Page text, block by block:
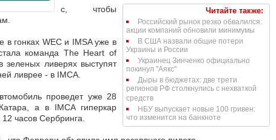
Читайте также:
Российский рынок резко обвалился:
акции компаний обновили минимумы
В США назвали общие потери
Украины и России
Украинец Зинченко официально
покинул "Аякс"
Дыры в бюджетах: две трети
регионов РФ столкнулись с нехваткой
средств
НБУ выпускает новые 100 гривен:
что изменится на банкноте
с, чтобы
в гонках WEC и IMSA уже в
команда The Heart of
зеленых ливерях выступят
ливрее - в IMCA.
проведет уже 28
а в IMCA гиперкар
часов Сербринга.